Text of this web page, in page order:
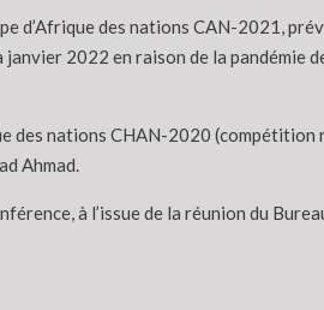
d’Afrique des nations CAN-2021,
2022 en raison de la pandémie
des nations CHAN-2020
Ahmad.
à l’issue de la réunion du